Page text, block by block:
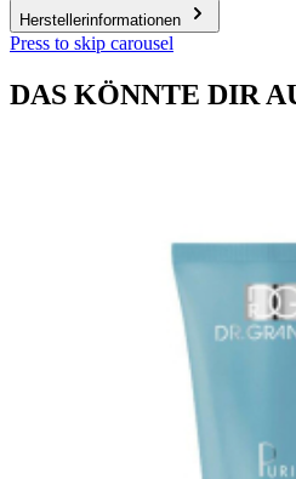
Herstellerinformationen
Press to skip carousel
DAS KÖNNTE DIR